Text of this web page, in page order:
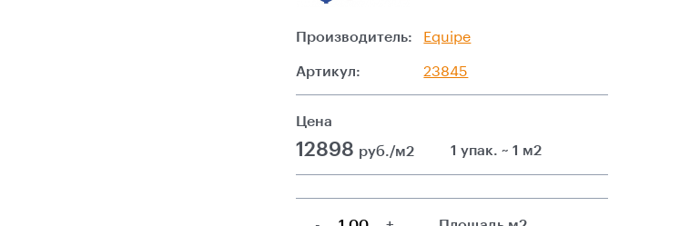
Производитель: Equipe
Артикул: 23845
Цена
12898 руб./м2 1 упак. ~ 1 м2